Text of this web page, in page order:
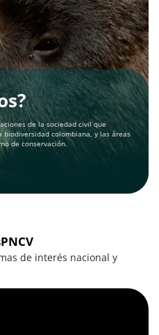
de la sociedad civil que
colombiana, y las áreas
de conservación.
de interés nacional y